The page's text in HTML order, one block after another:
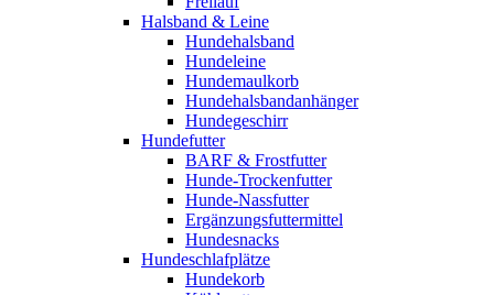
Halsband & Leine
Hundehalsband
Hundeleine
Hundemaulkorb
Hundehalsbandanhänger
Hundegeschirr
Hundefutter
BARF & Frostfutter
Hunde-Trockenfutter
Hunde-Nassfutter
Ergänzungsfuttermittel
Hundesnacks
Hundeschlafplätze
Hundekorb